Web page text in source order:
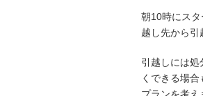
朝10時にス
越し先から引
引越しには
くできる場